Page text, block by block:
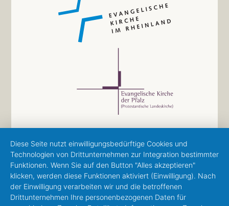
Diese Seite nutzt einwilligungsbedürftige Cookies und
Technologien von Drittunternehmen zur Integration bestimmter
Funktionen. Wenn Sie auf den Button "Alles akzeptieren"
klicken, werden diese Funktionen aktiviert (Einwilligung). Nach
der Einwilligung verarbeiten wir und die betroffenen
Drittunternehmen Ihre personenbezogenen Daten für